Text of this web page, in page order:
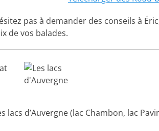
pas à demander des conseils à
de vos balades.
lacs d’Auvergne (lac Chambon, lac